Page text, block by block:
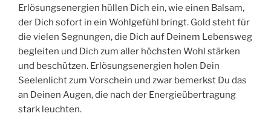
Erlösungsenergien hüllen Dich ein, wie einen Balsam,
der Dich sofort in ein Wohlgefühl bringt. Gold steht für
die vielen Segnungen, die Dich auf Deinem Lebensweg
begleiten und Dich zum aller höchsten Wohl stärken
und beschützen. Erlösungsenergien holen Dein
Seelenlicht zum Vorschein und zwar bemerkst Du das
an Deinen Augen, die nach der Energieübertragung
stark leuchten.